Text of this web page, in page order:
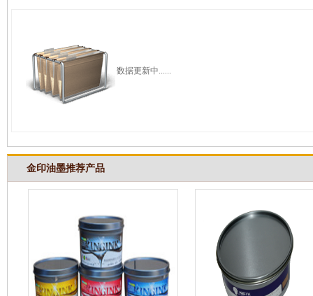
数据更新中......
金印油墨推荐产品